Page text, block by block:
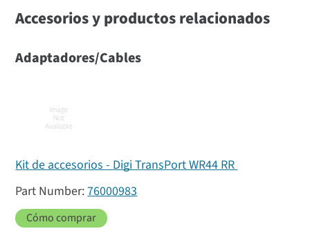
Accesorios y productos relacionados
Adaptadores/Cables
Kit de accesorios - Digi TransPort WR44 RR
76000983
Cómo comprar